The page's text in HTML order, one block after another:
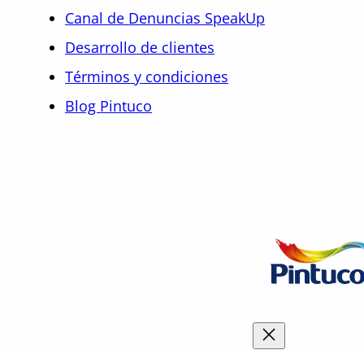
Canal de Denuncias SpeakUp
Desarrollo de clientes
Términos y condiciones
Blog Pintuco